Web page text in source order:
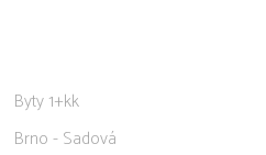
Byty 1+kk
Brno - Sadová